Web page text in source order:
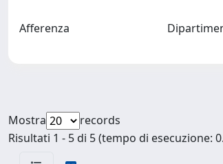
Afferenza
Mostra
records
Risultati 1 - 5 di 5 (tempo di esecuzione: